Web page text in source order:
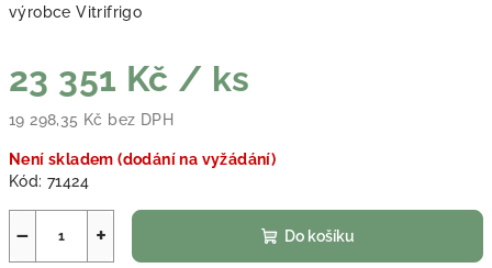
výrobce Vitrifrigo
23 351 Kč / ks
19 298,35 Kč bez DPH
Není skladem (dodání na vyžádání)
Kód: 71424
+
− Do košíku